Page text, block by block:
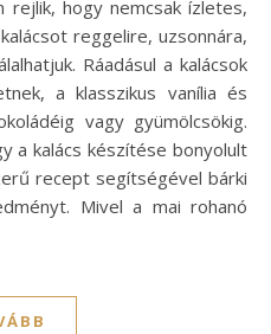
rejlik, hogy nemcsak ízletes,
reggelire, uzsonnára,
Ráadásul a kalácsok
a klasszikus vanília és
vagy gyümölcsökig.
a kalács készítése bonyolult
recept segítségével bárki
Mivel a mai rohanó